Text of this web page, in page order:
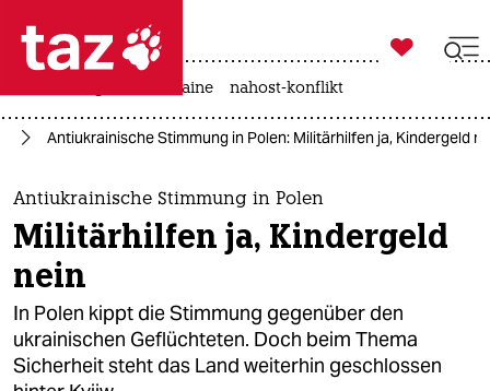
 taz zahl ich
taz zahl ich
themen
politik
öko
gesellschaft

taz zahl ich
krieg in der ukraine nahost-konflikt
Antiukrainische Stimmung in Polen: Militärhilfen ja, Kindergeld
Antiukrainische Stimmung in Polen
Militärhilfen ja, Kindergeld
nein
In Polen kippt die Stimmung gegenüber den
ukrainischen Geflüchteten. Doch beim Thema
Sicherheit steht das Land weiterhin geschlossen